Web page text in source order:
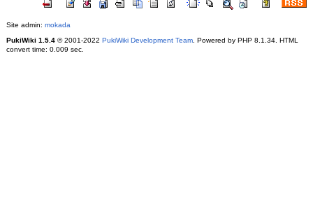
Site admin: mokada
PukiWiki 1.5.4© 2001-2022 PukiWiki Development Team. Powered by PHP 8.1.34. HTML
convert time: 0.009 sec.